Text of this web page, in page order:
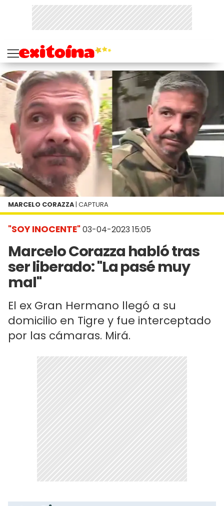
"SOY INOCENTE"03-04-2023 15:05
Marcelo Corazza habló tras
ser liberado: "La pasé muy
mal"
El ex Gran Hermano llegó a su
domicilio en Tigre y fue interceptado
por las cámaras. Mirá.
MARCELO CORAZZA | CAPTURA